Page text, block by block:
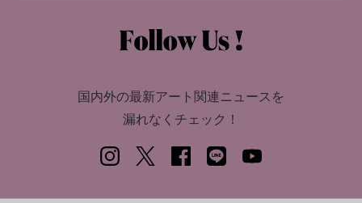
国内外の最新アート関連ニュースを
漏れなくチェック！